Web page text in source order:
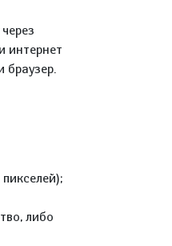
интернет
браузер.
либо